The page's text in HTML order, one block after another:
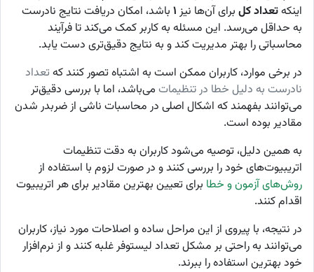
اینکهتعداد کل برای آن‌ها نیز ۱ باشد، امکان دریافت نتایج نادرست
به حداقل می‌رسد. این مسئله به کاربر کمک می‌کند تا فرآیند
محاسباتی را بهتر مدیریت کند و به نتایج دقیق‌تری دست یابد.
در برخی موارد، کاربران ممکن است به اشتباه تصور کنند که تعداد
نادرست به دلیل خطا در تنظیمات می‌باشد، اما با بررسی دقیق‌تر
می‌توانند بفهمند که اشکال اصلی در محاسبات ناشی از ضربدر شدن
مقادیر بوده است.
به همین دلیل، توصیه می‌شود کاربران به دقت تنظیمات
اتریبیوت‌های خود را بررسی کنند و در صورت لزوم با استفاده از
روش‌های آزمون و خطا برای تعیین بهترین مقادیر برای هر اتریبیوت
اقدام کنند.
در نتیجه، با پیروی از این مراحل ساده و اصلاحات مورد نیاز، کاربران
می‌توانند به راحتی بر مشکل تعداد لیستوفر غلبه کنند و از نرم‌افزار
خود بهترین استفاده را ببرند.